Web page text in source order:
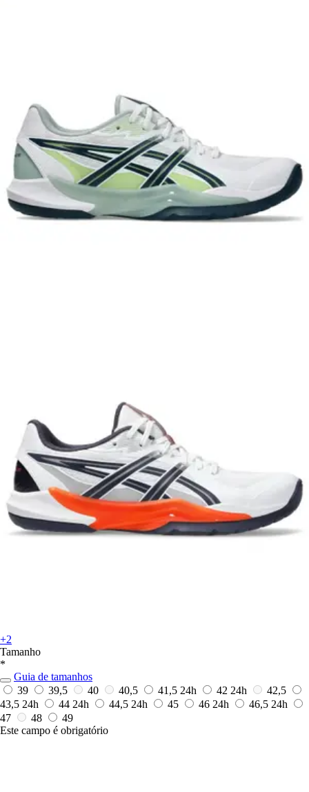
+2
Tamanho
*
Guia de tamanhos
39
39,5 40 40,5 41,5 24h 42 24h
42,5
43,5 24h 44 24h 44,5 24h 45 46 24h 46,5 24h
47
48
49
Este campo é obrigatório